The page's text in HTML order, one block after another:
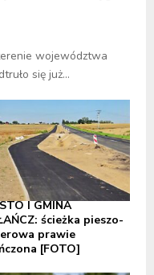
województwa
się już...
I GMINA
ścieżka pieszo-
prawie
[FOTO]